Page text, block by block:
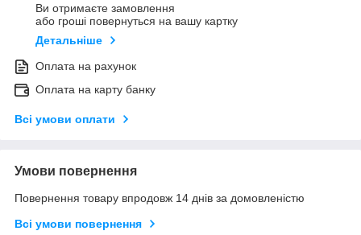
Ви отримаєте замовлення
або гроші повернуться на вашу картку
Детальніше
Оплата на рахунок
Оплата на карту банку
Всі умови оплати
Умови повернення
Повернення товару впродовж 14 днів за домовленістю
Всі умови повернення